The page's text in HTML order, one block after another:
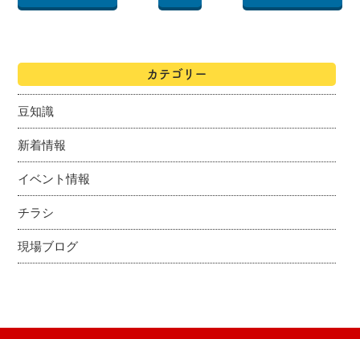
カテゴリー
豆知識
新着情報
イベント情報
チラシ
現場ブログ